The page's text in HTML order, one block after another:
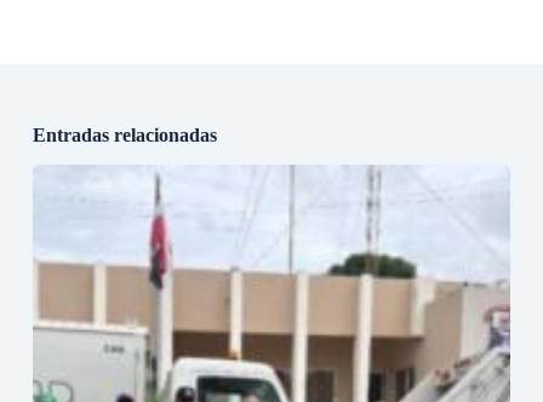
Entradas relacionadas